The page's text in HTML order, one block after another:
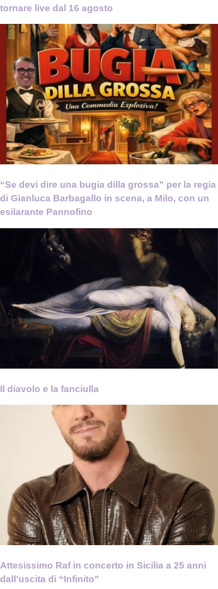
tornare live dal 16 agosto
“Se devi dire una bugia dilla grossa” per la regia
di Gianluca Barbagallo in scena, a Milo, con un
esilarante Pannofino
Il diavolo e la fanciulla
Attesissimo Raf in concerto in Sicilia a 25 anni
dall’uscita di “Infinito”